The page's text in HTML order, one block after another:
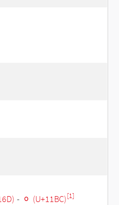
- ᆼ (U+11BC)[1]